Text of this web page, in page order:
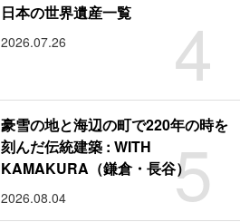
4
日本の世界遺産一覧
2026.07.26
5
豪雪の地と海辺の町で220年の時を
刻んだ伝統建築 : WITH
KAMAKURA（鎌倉・長谷）
2026.08.04